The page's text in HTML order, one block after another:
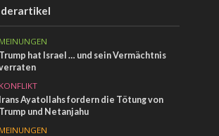
MEINUNGEN
Trump hat Israel … und sein Vermächtnis
KONFLIKT
Irans Ayatollahs fordern die Tötung von
Trump und Netanjahu
MEINUNGEN